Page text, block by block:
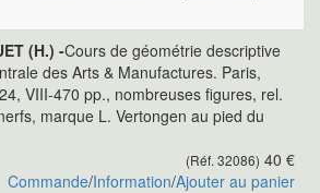
(H.) -Cours de géométrie descriptive
des Arts & Manufactures. Paris,
VIII-470 pp., nombreuses figures, rel.
marque L. Vertongen au pied du
(Réf. 32086) 40 €
Commande/Information/Ajouter au panier